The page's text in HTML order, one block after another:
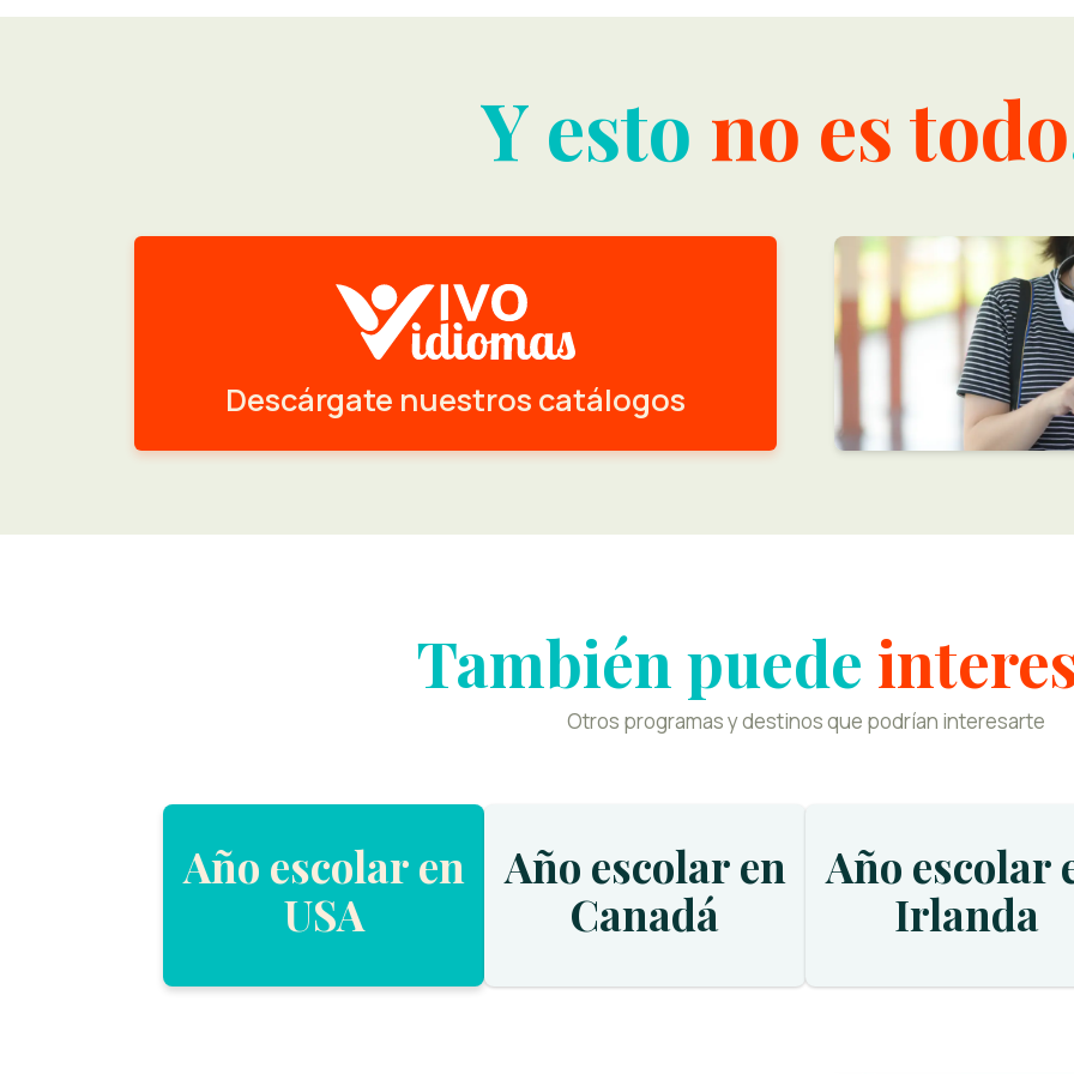
Y esto no es todo
Descárgate nuestros catálogos
También puede
Otros programas y destinos que podrían interesarte
Año escolar en
USA
Año escolar en
Canadá
Año escolar
Irlanda